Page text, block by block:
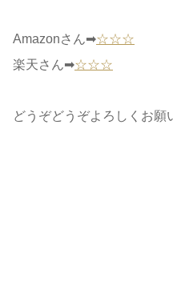
Amazonさん➡☆☆☆
楽天さん➡☆☆☆
どうぞどうぞよろしくお願